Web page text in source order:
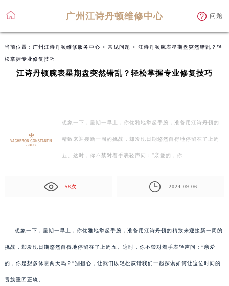
广州江诗丹顿维修中心 问题
当前位置： 广州江诗丹顿维修服务中心 > 常见问题 > 江诗丹顿腕表星期盘突然错乱？轻
松掌握专业修复技巧
江诗丹顿腕表星期盘突然错乱？轻松掌握专业修复技巧
想象一下，星期一早上，你优雅地举起手腕，准备用江诗丹顿的
精致来迎接新一周的挑战，却发现日期悠然自得地停留在了上周
五。这时，你不禁对着手表轻声问：“亲爱的，你…
58次 2024-09-06
想象一下，星期一早上，你优雅地举起手腕，准备用江诗丹顿的精致来迎接新一周的
挑战，却发现日期悠然自得地停留在了上周五。这时，你不禁对着手表轻声问：“亲爱
的，你是想多休息两天吗？”别担心，让我们以轻松诙谐我们一起探索如何让这位时间的
贵族重回正轨。